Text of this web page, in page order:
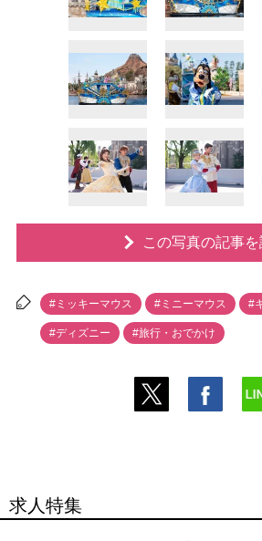
この写真の記事を
#ミッキーマウス #ミニーマウス #
#ディズニー #旅行・おでかけ
求人特集